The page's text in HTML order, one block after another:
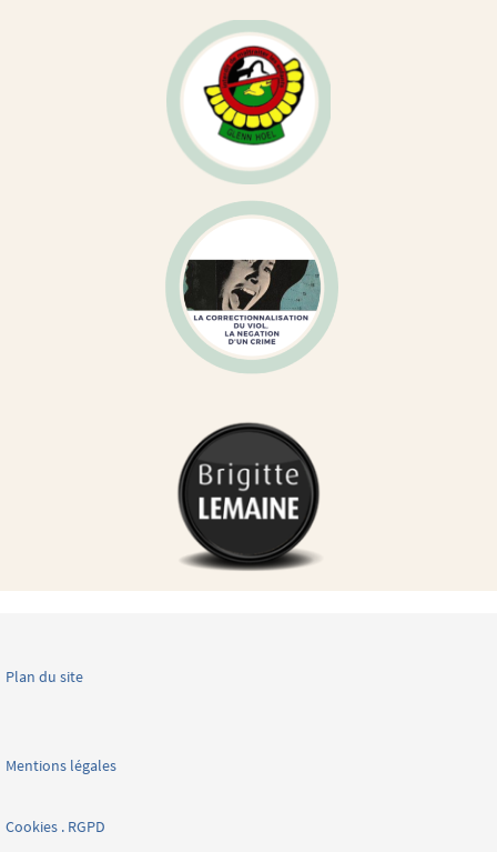
Plan du site
Mentions légales
Cookies . RGPD